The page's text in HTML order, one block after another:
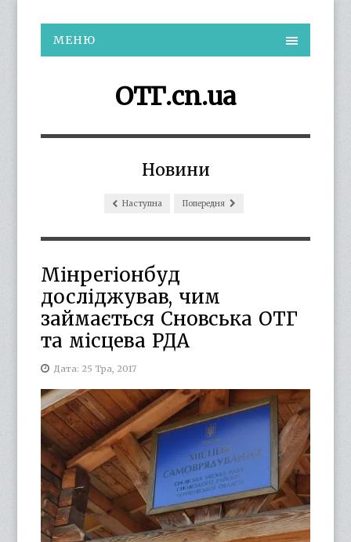
МЕНЮ
ОТГ.cn.ua
Новини
Наступна Попередня
Мінрегіонбуд
досліджував, чим
займається Сновська ОТГ
та місцева РДА
Дата: 25 Тра, 2017